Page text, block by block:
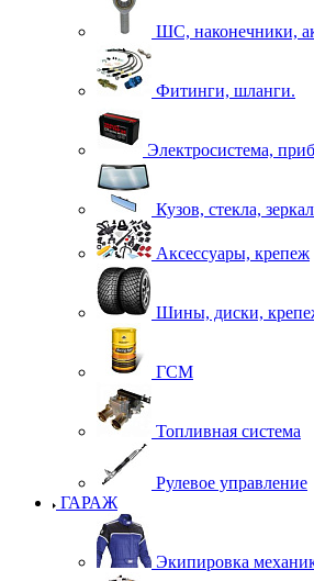
ШС, наконечники,
Фитинги, шланги.
Электросистема,
Кузов, стекла,
Аксессуары, крепеж
Шины, диски,
ГСМ
Топливная система
Рулевое управление
ГАРАЖ
Экипировка